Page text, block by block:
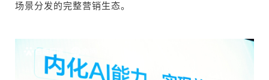
场景分发的完整营销生态。